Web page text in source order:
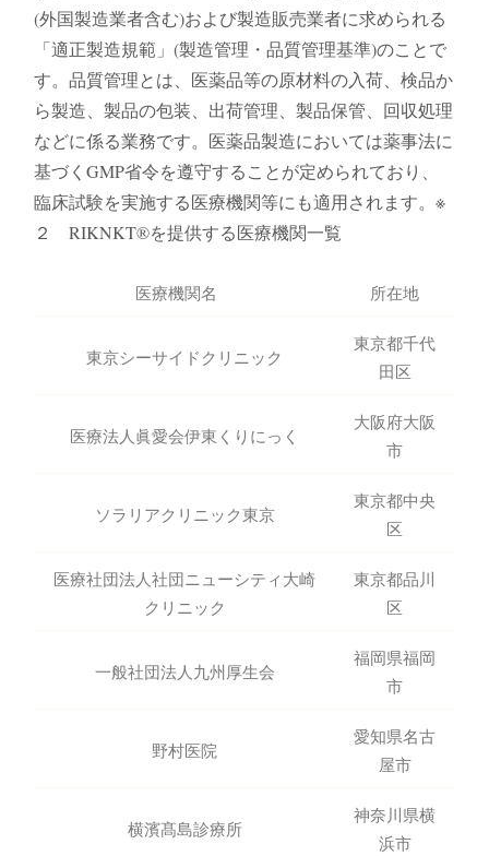
(外国製造業者含む)および製造販売業者に求められる
「適正製造規範」(製造管理・品質管理基準)のことで
す。品質管理とは、医薬品等の原材料の入荷、検品か
ら製造、製品の包装、出荷管理、製品保管、回収処理
などに係る業務です。医薬品製造においては薬事法に
基づくGMP省令を遵守することが定められており、
臨床試験を実施する医療機関等にも適用されます。※
２ RIKNKT®️を提供する医療機関一覧
医療機関名 所在地
東京シーサイドクリニック
東京都千代
田区
医療法人眞愛会伊東くりにっく
大阪府大阪
市
ソラリアクリニック東京
東京都中央
区
医療社団法人社団ニューシティ大崎
クリニック
東京都品川
区
一般社団法人九州厚生会
福岡県福岡
市
野村医院
愛知県名古
屋市
横濱髙島診療所
神奈川県横
浜市